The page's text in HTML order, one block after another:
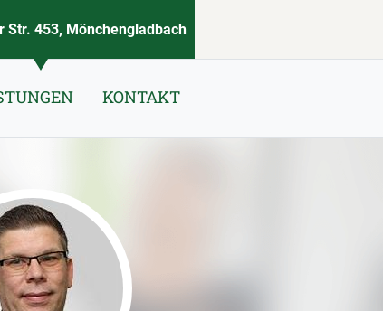
Str. 453, Mönchengladbach
KONTAKT